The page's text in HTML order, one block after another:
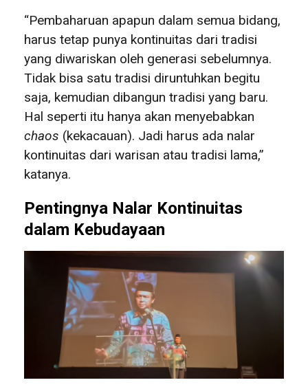
“Pembaharuan apapun dalam semua bidang,
harus tetap punya kontinuitas dari tradisi
yang diwariskan oleh generasi sebelumnya.
Tidak bisa satu tradisi diruntuhkan begitu
saja, kemudian dibangun tradisi yang baru.
Hal seperti itu hanya akan menyebabkan
chaos (kekacauan). Jadi harus ada nalar
kontinuitas dari warisan atau tradisi lama,”
katanya.
Pentingnya Nalar Kontinuitas
dalam Kebudayaan